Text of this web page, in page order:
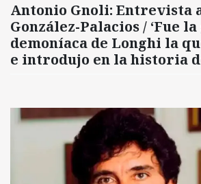
Antonio Gnoli: Entrevista
González-Palacios / ‘Fue
demoníaca de Longhi la
e introdujo en la historia